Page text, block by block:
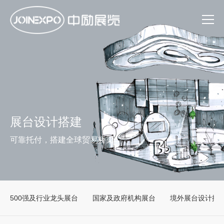
展台设计搭建
可靠托付，搭建全球贸易桥梁
500强及行业龙头展台 国家及政府机构展台 境外展台设计搭